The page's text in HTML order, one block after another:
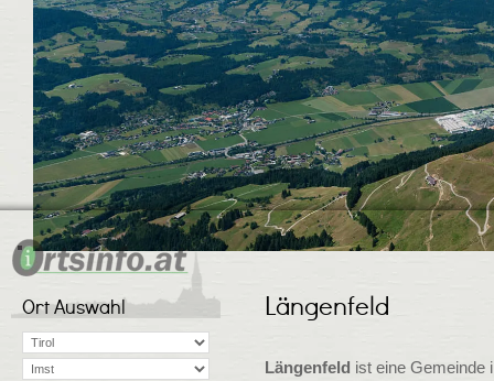
Ort Auswahl Längenfeld
Längenfeld ist eine